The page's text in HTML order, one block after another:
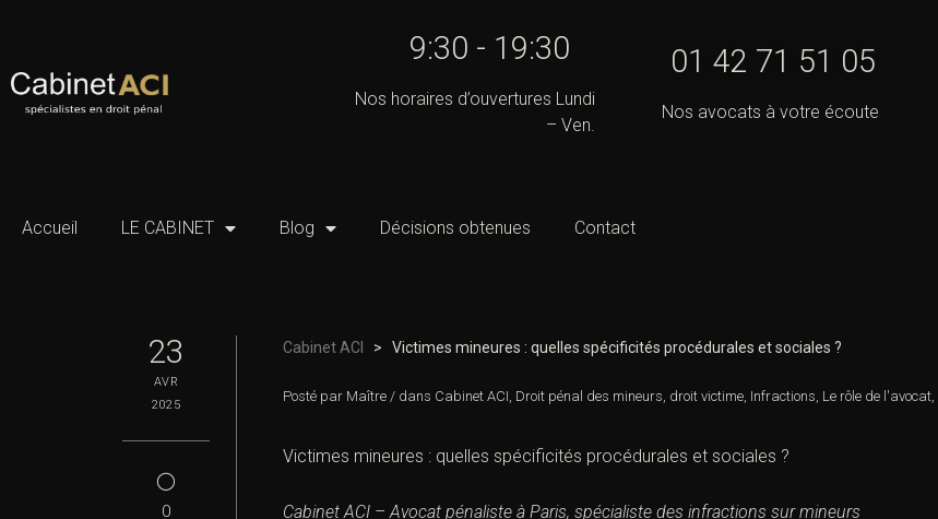
9:30 - 19:30
Nos horaires d’ouvertures Lundi
– Ven.
01 42 71 51 05
Nos avocats à votre écoute
Accueil LE CABINET Blog Décisions obtenues Contact
23
AVR
2025
◯
0
Cabinet ACI > Victimes mineures : quelles spécificités procédurales et sociales ?
Posté par Maître / dans Cabinet ACI, Droit pénal des mineurs, droit victime, Infractions, Le rôle de l'avocat,
Victimes mineures : quelles spécificités procédurales et sociales ?
Cabinet ACI – Avocat pénaliste à Paris, spécialiste des infractions sur mineurs